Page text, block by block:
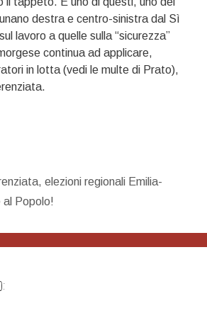
destra e centro-sinistra dal Sì
lavoro a quelle sulla “sicurezza”
continua ad applicare,
in lotta (vedi le multe di Prato),
, elezioni regionali Emilia-
al Popolo!